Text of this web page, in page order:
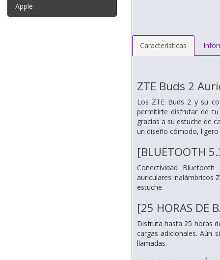
Apple
Características
ZTE Buds 2
Los ZTE Buds 2 y su
permitirte disfrutar de
gracias a su estuche de
un diseño cómodo, ligero
[BLUETOOTH
Conectividad
auriculares inalámbricos
estuche.
[25 HORAS DE
Disfruta hasta 25 horas
cargas adicionales. Aún
llamadas.